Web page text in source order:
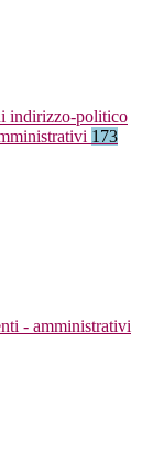
indirizzo-politico
173
- amministrativi